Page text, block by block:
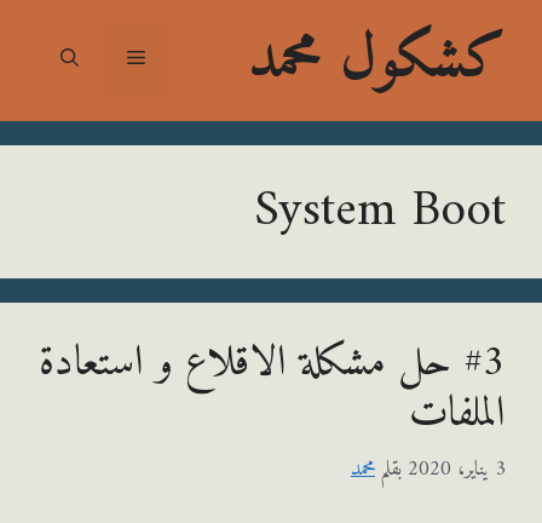
محمد
System
#3 حل مشكلة الاقلاع و استعادة
بقلممحمد